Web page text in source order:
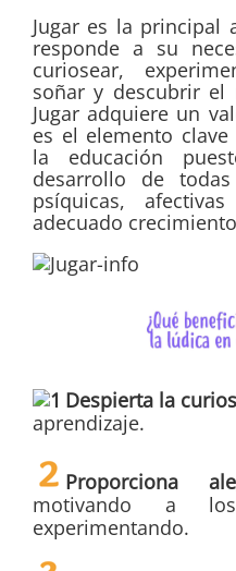
Jugar es la principal
responde a su
curiosear,
soñar y descubrir
Jugar adquiere un
es el elemento
la educación
desarrollo de
psíquicas,
adecuado
Despierta la
aprendizaje.
Proporciona
motivando a
experimentando.